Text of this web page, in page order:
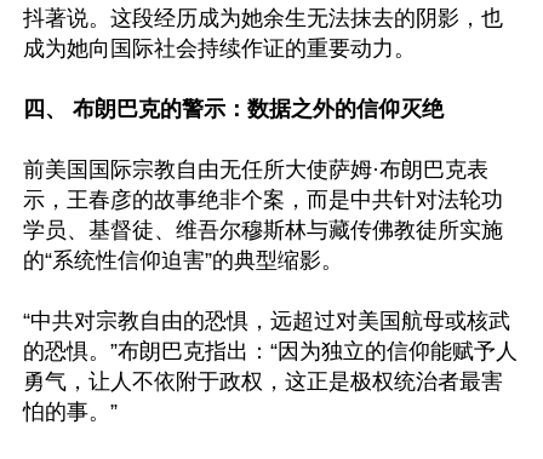
抖著说。这段经历成为她余生无法抹去的阴影，也
成为她向国际社会持续作证的重要动力。
四、 布朗巴克的警示：数据之外的信仰灭绝
前美国国际宗教自由无任所大使萨姆·布朗巴克表
示，王春彦的故事绝非个案，而是中共针对法轮功
学员、基督徒、维吾尔穆斯林与藏传佛教徒所实施
的“系统性信仰迫害”的典型缩影。
“中共对宗教自由的恐惧，远超过对美国航母或核武
的恐惧。”布朗巴克指出：“因为独立的信仰能赋予人
勇气，让人不依附于政权，这正是极权统治者最害
怕的事。”